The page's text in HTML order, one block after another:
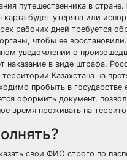
путешественника в стране.
карта будет утеряна или
рабочих дней требуется
чтобы ее
уведомлении о
наказание в виде штрафа.
Казахстана на
пробыть в государстве
оформить документ,
время проживать на
свои ФИО строго по